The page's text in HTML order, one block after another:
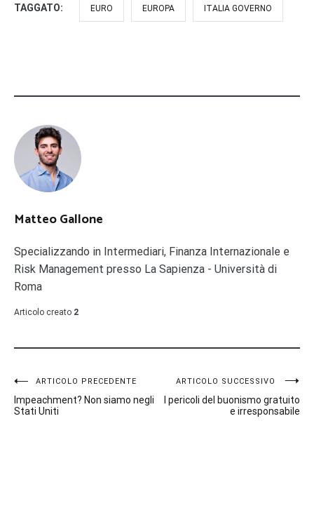
TAGGATO: EURO EUROPA ITALIA GOVERNO
Matteo Gallone
Specializzando in Intermediari, Finanza Internazionale e
Risk Management presso La Sapienza - Università di
Roma
Articolo creato 2
Navigazione
articoli
ARTICOLO PRECEDENTE
Impeachment? Non siamo negli
Stati Uniti
ARTICOLO SUCCESSIVO
I pericoli del buonismo gratuito
e irresponsabile